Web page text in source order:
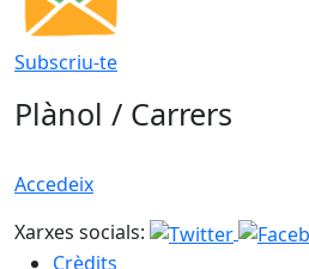
Subscriu-te
Plànol / Carrers
Accedeix
Xarxes socials:
Crèdits